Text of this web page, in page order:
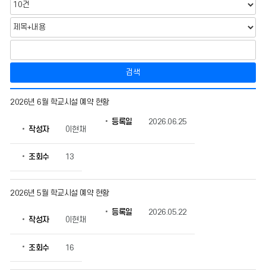
검색
설
의
물
번
자,
2026년 6월 학교시설 예약 현황
작성자 이현채
등록일 2026.06.25
조회수 13
2026년 5월 학교시설 예약 현황
작성자 이현채
등록일 2026.05.22
조회수 16